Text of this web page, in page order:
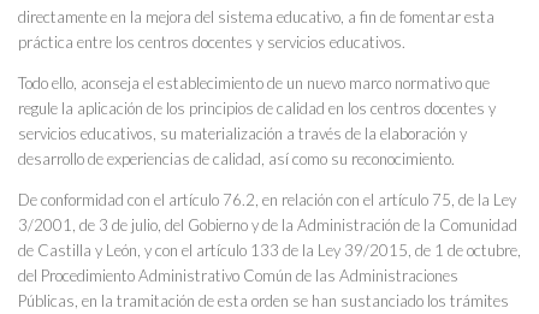
directamente en la mejora del sistema educativo, a fin de fomentar esta
práctica entre los centros docentes y servicios educativos.
Todo ello, aconseja el establecimiento de un nuevo marco normativo que
regule la aplicación de los principios de calidad en los centros docentes y
servicios educativos, su materialización a través de la elaboración y
desarrollo de experiencias de calidad, así como su reconocimiento.
De conformidad con el artículo 76.2, en relación con el artículo 75, de la Ley
3/2001, de 3 de julio, del Gobierno y de la Administración de la Comunidad
de Castilla y León, y con el artículo 133 de la Ley 39/2015, de 1 de octubre,
del Procedimiento Administrativo Común de las Administraciones
Públicas, en la tramitación de esta orden se han sustanciado los trámites